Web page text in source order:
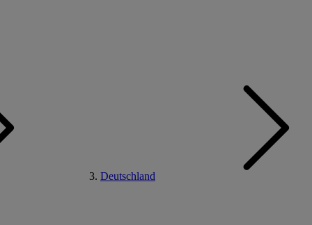
Deutschland